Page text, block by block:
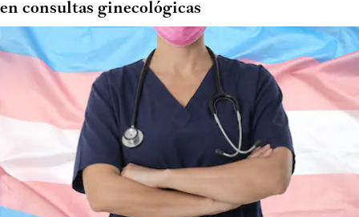
en consultas ginecológicas